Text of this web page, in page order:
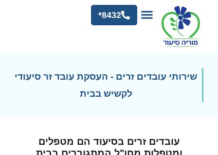
8432*
שירותי עובדים זרים - העסקת עובד זר סיעודי
לקשיש בבית
עובדים זרים בסיעוד הם מטפלים